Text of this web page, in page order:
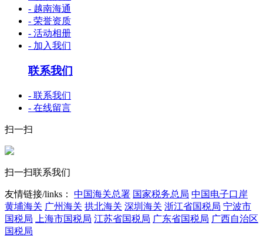
- 越南海通
- 荣誉资质
- 活动相册
- 加入我们
联系我们
- 联系我们
- 在线留言
扫一扫
扫一扫联系我们
友情链接/links： 中国海关总署 国家税务总局 中国电子口岸
黄埔海关 广州海关 拱北海关 深圳海关 浙江省国税局 宁波市
国税局
上海市国税局 江苏省国税局 广东省国税局 广西自治区
国税局